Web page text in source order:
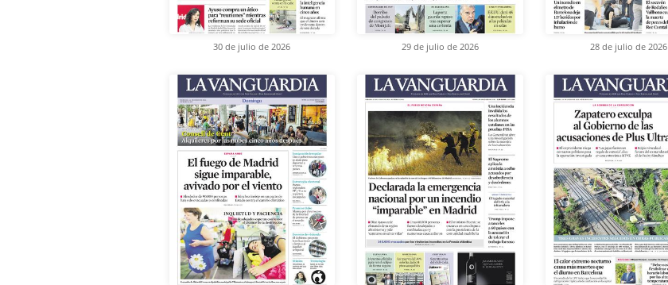
30 de julio de 2026 29 de julio de 2026 28 de julio de 2026